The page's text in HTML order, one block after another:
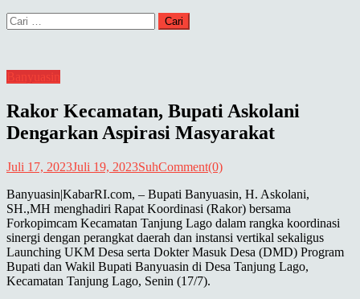
Cari
untuk:
Banyuasin
Rakor Kecamatan, Bupati Askolani
Dengarkan Aspirasi Masyarakat
Juli 17, 2023Juli 19, 2023SuhComment(0)
Banyuasin|KabarRI.com, – Bupati Banyuasin, H. Askolani,
SH.,MH menghadiri Rapat Koordinasi (Rakor) bersama
Forkopimcam Kecamatan Tanjung Lago dalam rangka koordinasi
sinergi dengan perangkat daerah dan instansi vertikal sekaligus
Launching UKM Desa serta Dokter Masuk Desa (DMD) Program
Bupati dan Wakil Bupati Banyuasin di Desa Tanjung Lago,
Kecamatan Tanjung Lago, Senin (17/7).